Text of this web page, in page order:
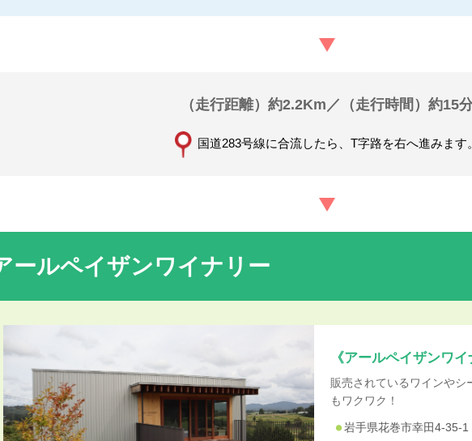
（走行距離）約2.2Km／（走行時間）約15
国道283号線に合流したら、T字路を右へ進みます。
ールペイザンワイナリー
《アールペイザンワイ
販売されているワインやシ
もワクワク！
岩手県花巻市幸田4-35-1